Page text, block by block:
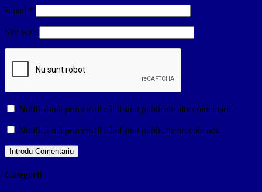
Email *
Site web
Notifică-mă prin email când sunt publicate alte comentarii.
Notifică-mă prin email când sunt publicate articole noi.
Categorii